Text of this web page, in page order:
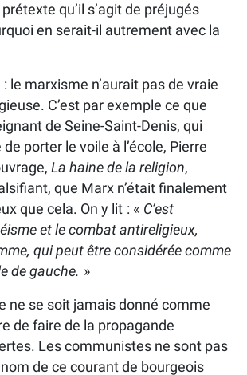
qu’il s’agit de préjugés
en serait-il autrement avec la
le marxisme n’aurait pas de vraie
C’est par exemple ce que
de Seine-Saint-Denis, qui
porter le voile à l’école, Pierre
La haine de la religion,
que Marx n’était finalement
que cela. On y lit : « C’est
et le combat antireligieux,
qui peut être considérée comme
de gauche. »
ne se soit jamais donné comme
de faire de la propagande
Les communistes ne sont pas
de ce courant de bourgeois